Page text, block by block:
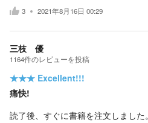
3 2021年8月16日 00:29
三枝 優
1164件のレビューを投稿
★★★ Excellent!!!
痛快!
読了後、すぐに書籍を注文しました。